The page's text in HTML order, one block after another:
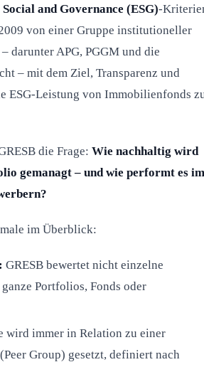
and Governance (ESG)-
von einer Gruppe institutioneller
darunter APG, PGGM und die
– mit dem Ziel, Transparenz und
ESG-Leistung von Immobilienfonds
die Frage: Wie nachhaltig wird
gemanagt – und wie performt es im
im Überblick:
GRESB bewertet nicht einzelne
Portfolios, Fonds oder
wird immer in Relation zu einer
Group) gesetzt, definiert nach